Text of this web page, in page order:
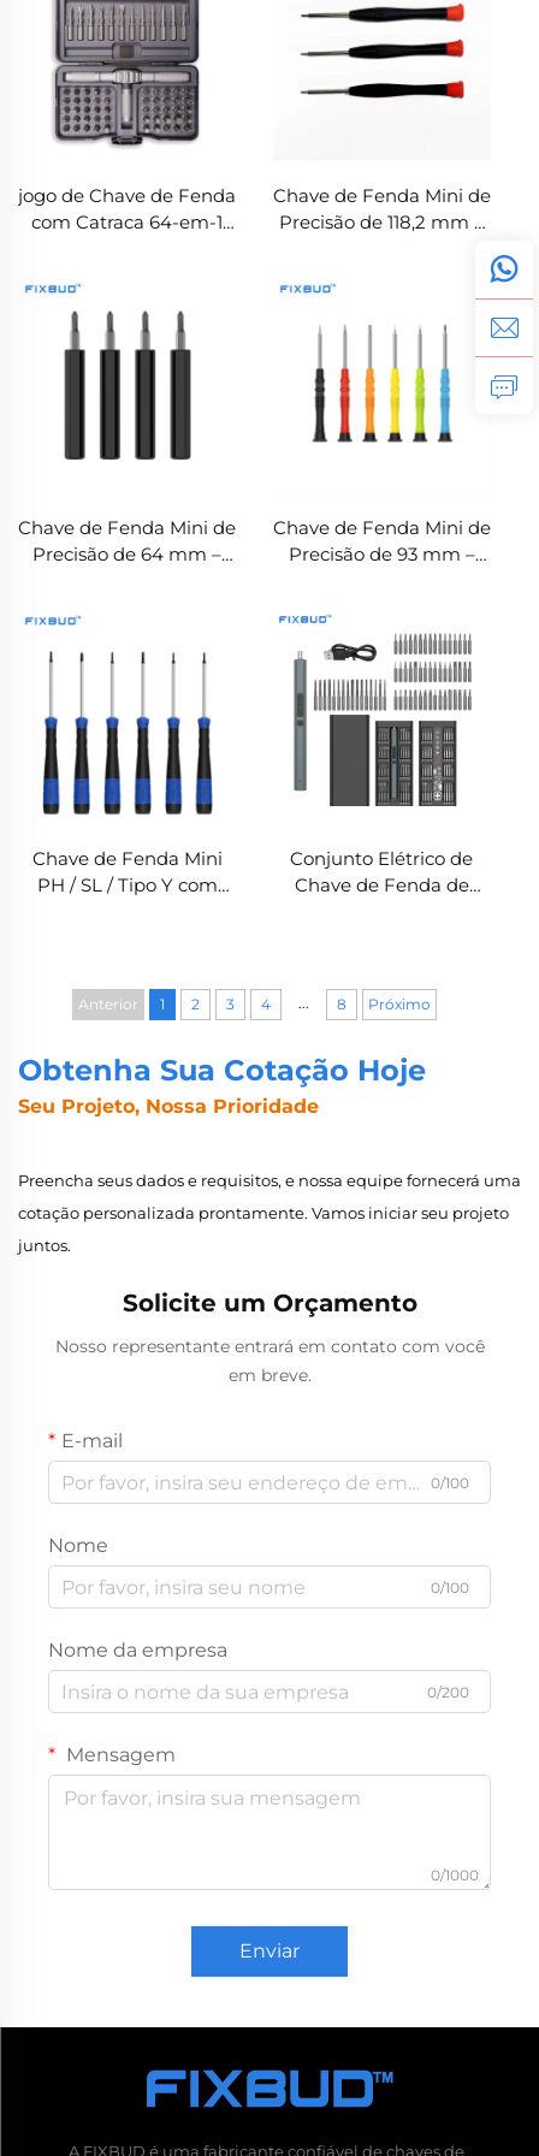
jogo de Chave de Fenda
com Catraca 64-em-1
Chave de Fenda Mini de
Precisão de 118,2 mm –
Tampa Giratória
Chave de Fenda Mini de
Precisão de 64 mm –
Personalizável
Chave de Fenda Mini de
Precisão de 93 mm –
Personalizável com
Tampa Giratória
Chave de Fenda Mini
PH / SL / Tipo Y com
Conjunto Elétrico de
Chave de Fenda de
Anterior 1 2 3 4 ... 8 Próximo
Obtenha Sua Cotação Hoje
Seu Projeto, Nossa Prioridade
Preencha seus dados e requisitos, e nossa equipe fornecerá uma
cotação personalizada prontamente. Vamos iniciar seu projeto
juntos.
Solicite um Orçamento
Nosso representante entrará em contato com você
em breve.
E-mail
0/100
Nome
0/100
Nome da empresa
0/200
Mensagem
0/1000
Enviar
A FIXBUD é uma fabricante confiável de chaves de